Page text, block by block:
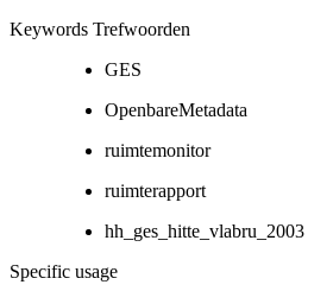
Keywords Trefwoorden
GES
OpenbareMetadata
ruimtemonitor
ruimterapport
hh_ges_hitte_vlabru_2003
Specific usage